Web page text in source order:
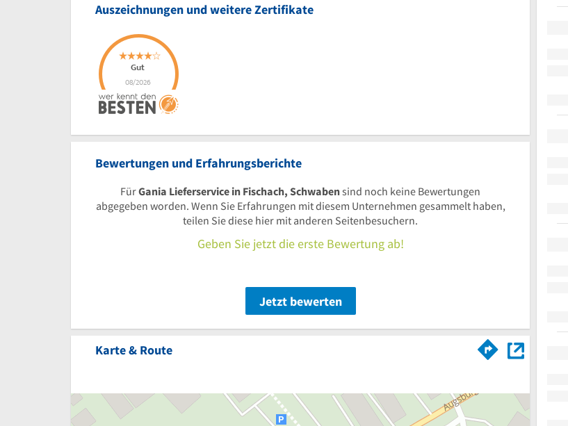
Auszeichnungen und weitere Zertifikate
Bewertungen und Erfahrungsberichte
FürGania Lieferservice in Fischach, Schwabensind noch keine Bewertungen
abgegeben worden. Wenn Sie Erfahrungen mit diesem Unternehmen gesammelt haben,
teilen Sie diese hier mit anderen Seitenbesuchern.
Geben Sie jetzt die erste Bewertung ab!
Jetzt bewerten
Karte & Route